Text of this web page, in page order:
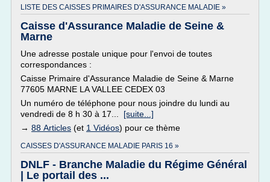
LISTE DES CAISSES PRIMAIRES D'ASSURANCE MALADIE »
Caisse d'Assurance Maladie de Seine &
Marne
Une adresse postale unique pour l'envoi de toutes
correspondances :
Caisse Primaire d'Assurance Maladie de Seine & Marne
77605 MARNE LA VALLEE CEDEX 03
Un numéro de téléphone pour nous joindre du lundi au
vendredi de 8 h 30 à 17... [suite...]
→ 88 Articles (et 1 Vidéos) pour ce thème
CAISSES D'ASSURANCE MALADIE PARIS 16 »
DNLF - Branche Maladie du Régime Général
| Le portail des ...